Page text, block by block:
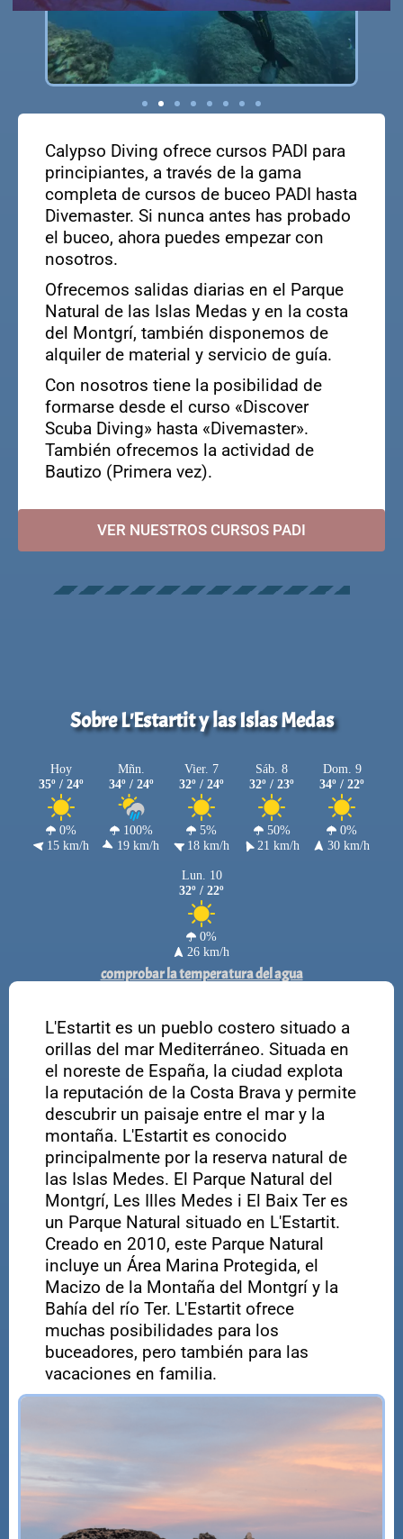
Calypso Diving ofrece cursos PADI para
principiantes, a través de la gama
completa de cursos de buceo PADI hasta
Divemaster. Si nunca antes has probado
el buceo, ahora puedes empezar con
nosotros.
Ofrecemos salidas diarias en el Parque
Natural de las Islas Medas y en la costa
del Montgrí, también disponemos de
alquiler de material y servicio de guía.
Con nosotros tiene la posibilidad de
formarse desde el curso «Discover
Scuba Diving» hasta «Divemaster».
También ofrecemos la actividad de
Bautizo (Primera vez).
VER NUESTROS CURSOS PADI
Sobre L'Estartit y las Islas Medas
Hoy
35º / 24º
0%
15 km/h
Mñn.
34º / 24º
100%
19 km/h
Vier. 7
32º / 24º
5%
18 km/h
Sáb. 8
32º / 23º
50%
21 km/h
Dom. 9
34º / 22º
0%
30 km/h
Lun. 10
32º / 22º
0%
26 km/h
comprobar la temperatura del agua
L'Estartit es un pueblo costero situado a
orillas del mar Mediterráneo. Situada en
el noreste de España, la ciudad explota
la reputación de la Costa Brava y permite
descubrir un paisaje entre el mar y la
montaña. L'Estartit es conocido
principalmente por la reserva natural de
las Islas Medes. El Parque Natural del
Montgrí, Les Illes Medes i El Baix Ter es
un Parque Natural situado en L'Estartit.
Creado en 2010, este Parque Natural
incluye un Área Marina Protegida, el
Macizo de la Montaña del Montgrí y la
Bahía del río Ter. L'Estartit ofrece
muchas posibilidades para los
buceadores, pero también para las
vacaciones en familia.